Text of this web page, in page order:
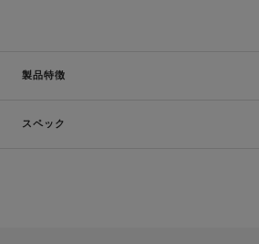
製品特徴
スペック